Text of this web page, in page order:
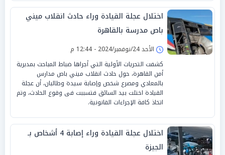
اختلال عجلة القيادة وراء حادث انقلاب ميني
باص مدرسة بالقاهرة
الأحد 24/نوفمبر/2024 - 12:44 م
كشفت التحريات الأولية التي أجراها ضباط المباحث بمديرية
أمن القاهرة، حول حادث انقلاب ميني باص مدارس
بالمعادي ومصرع شخص وإصابة سيدة وطالبان، أن عجلة
القيادة اختلت بيد السائق فتسببت فى وقوع الحادث، وتم
اتخاذ كافة الإجراءات القانونية.
اختلال عجلة القيادة وراء إصابة 4 أشخاص بـ
الجيزة